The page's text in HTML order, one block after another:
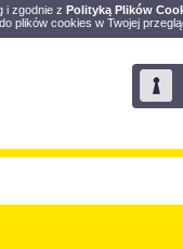
i zgodnie z Polityką Plików
plików cookies w Twojej